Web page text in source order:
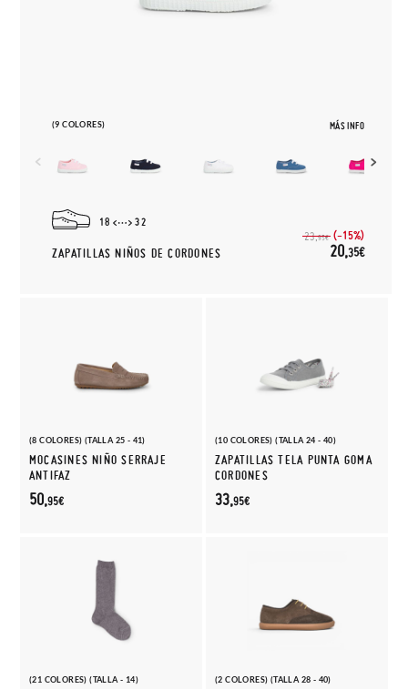
(9 COLORES) MÁS INFO
18 32
ZAPATILLAS NIÑOS DE CORDONES
23,95€ (-15%)
20,35€
(8 COLORES) (TALLA 25 - 41)
MOCASINES NIÑO SERRAJE
ANTIFAZ
50,95€
(10 COLORES) (TALLA 24 - 40)
ZAPATILLAS TELA PUNTA GOMA
CORDONES
33,95€
(21 COLORES) (TALLA - 14) (2 COLORES) (TALLA 28 - 40)